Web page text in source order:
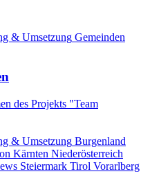
& Umsetzung Gemeinden
des Projekts "Team
& Umsetzung Burgenland
Kärnten Niederösterreich
Steiermark Tirol Vorarlberg